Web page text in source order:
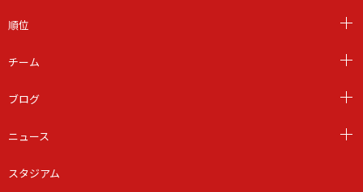
順位
チーム
ブログ
ニュース
スタジアム